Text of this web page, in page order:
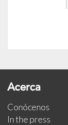
Acerca
Conócenos
In the press